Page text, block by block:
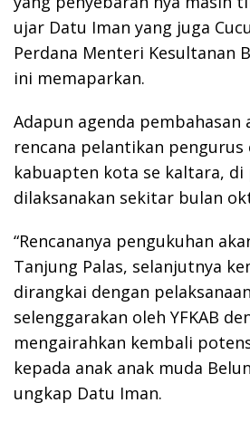
ujar Datu Iman yang juga
Perdana Menteri Kesultanan
ini memaparkan.
Adapun agenda pembahasan
rencana pelantikan
kabuapten kota se kaltara,
dilaksanakan sekitar bulan
“Rencananya pengukuhan
Tanjung Palas, selanjutnya
dirangkai dengan
selenggarakan oleh YFKAB
mengairahkan kembali
kepada anak anak muda
ungkap Datu Iman.